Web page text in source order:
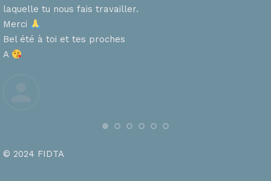
laquelle tu nous fais travailler.
Merci
Bel été à toi et tes proches
A
© 2024 FIDTA